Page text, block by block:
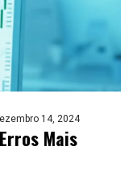
14, 2024
Mais